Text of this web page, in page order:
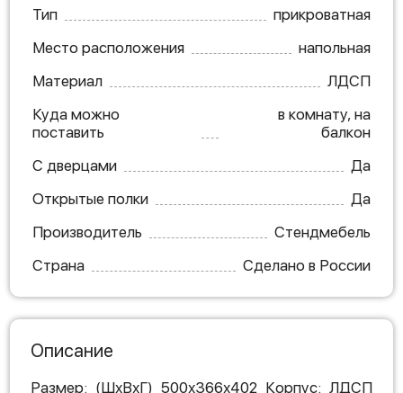
Тип
прикроватная
Место расположения
напольная
Материал
ЛДСП
Куда можно
поставить
в комнату, на
балкон
С дверцами
Да
Открытые полки
Да
Производитель
Стендмебель
Страна
Сделано в России
Описание
Размер: (ШхВхГ) 500х366х402 Корпус: ЛДСП